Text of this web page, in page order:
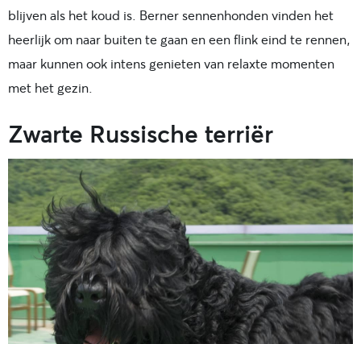
blijven als het koud is. Berner sennenhonden vinden het
heerlijk om naar buiten te gaan en een flink eind te rennen,
maar kunnen ook intens genieten van relaxte momenten
met het gezin.
Zwarte Russische terriër